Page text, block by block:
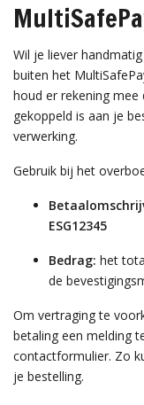
Wil je liever
buiten het
houd er rekening
gekoppeld is aan je
verwerking.
Gebruik bij het
ESG12345
Bedrag: het
de
Om vertraging te
betaling een melding
contactformulier. Zo
je bestelling.